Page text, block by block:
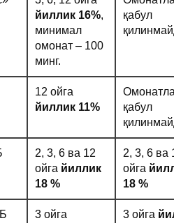
йиллик 16%,
минимал
омонат – 100
минг.
қабул
12 ойга
йиллик 11%
қабул
2, 3, 6 ва 12
ойга йиллик
18 %
2, 3, 6 ва
ойга
18 %
3 ойга
3 ойга